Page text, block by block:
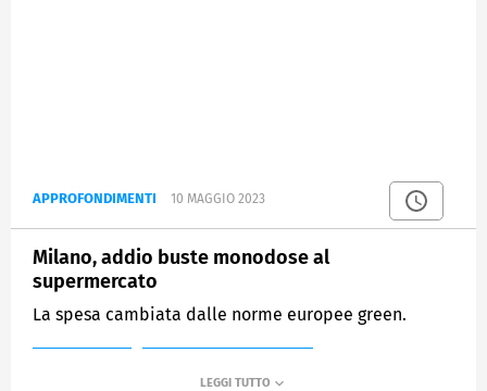
APPROFONDIMENTI 10 MAGGIO 2023
Milano, addio buste monodose al
supermercato
La spesa cambiata dalle norme europee green.